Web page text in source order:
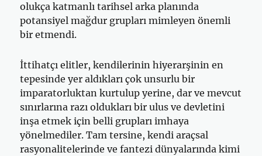
olukça katmanlı tarihsel arka planında
potansiyel mağdur grupları mimleyen önemli
bir etmendi.
İttihatçı elitler, kendilerinin hiyerarşinin en
tepesinde yer aldıkları çok unsurlu bir
imparatorluktan kurtulup yerine, dar ve mevcut
sınırlarına razı oldukları bir ulus ve devletini
inşa etmek için belli grupları imhaya
yönelmediler. Tam tersine, kendi araçsal
rasyonalitelerinde ve fantezi dünyalarında kimi